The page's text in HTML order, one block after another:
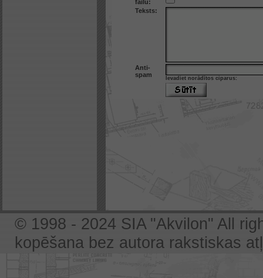
failu:
Teksts:
Anti-
spam
Ievadiet norādītos ciparus:
© 1998 - 2024 SIA "Akvilon" All
kopēšana bez autora rakstiskas